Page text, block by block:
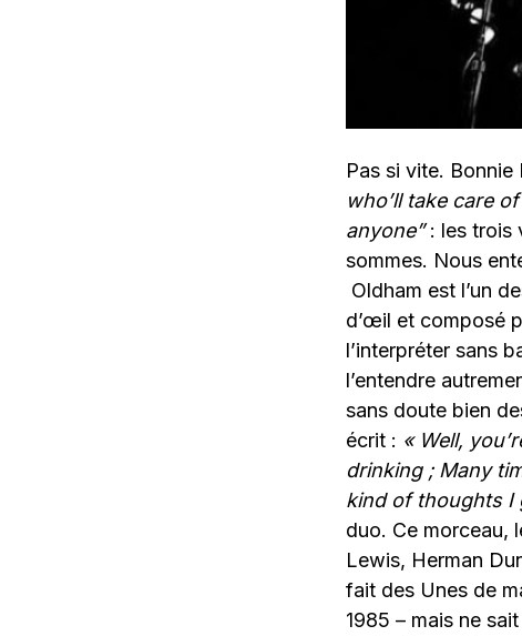
Pas si vite.
who’ll take care of
anyone”: les trois
sommes. Nous
Oldham est l’un
d’œil et composé
l’interpréter sans
l’entendre
sans doute bien
écrit : « Well,
drinking ; Many
kind of thoughts I
duo. Ce morceau,
Lewis, Herman
fait des Unes de
1985 – mais ne